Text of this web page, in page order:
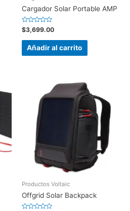
Cargador Solar Portable AMP
Valorado
en
0
$3,699.00
Añadir al carrito
Productos Voltaic
Offgrid Solar Backpack